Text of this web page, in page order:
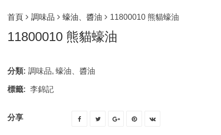
首頁 調味品 蠔油、醬油 11800010 熊貓蠔油
11800010 熊貓蠔油
分類: 調味品, 蠔油、醬油
標籤: 李錦記
分享